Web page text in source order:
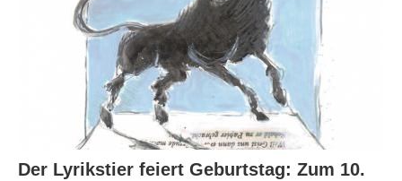
Der Lyrikstier feiert Geburtstag: Zum 10.